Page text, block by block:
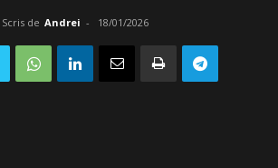
Scris de Andrei - 18/01/2026